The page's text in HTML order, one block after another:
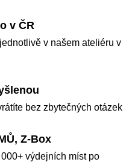
v ČR
v našem ateliéru v
bez zbytečných otázek
Z-Box
výdejních míst po